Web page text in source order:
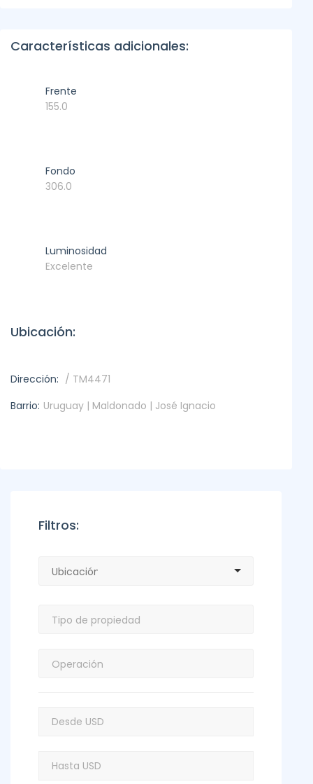
Características adicionales:
Frente
155.0
Fondo
306.0
Luminosidad
Excelente
Ubicación:
Dirección: / TM4471
Barrio: Uruguay | Maldonado | José Ignacio
Filtros: